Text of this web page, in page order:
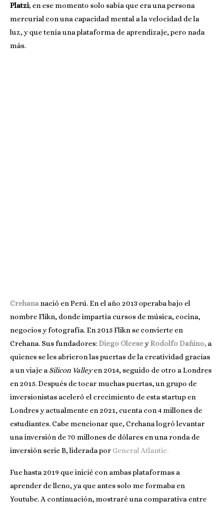
Platzi; en ese momento solo sabía que era una persona
mercurial con una capacidad mental a la velocidad de la
luz, y que tenía una plataforma de aprendizaje, pero nada
más.
Crehana nació en Perú. En el año 2013 operaba bajo el
nombre Flikn, donde impartía cursos de música, cocina,
negocios y fotografía. En 2015 Flikn se convierte en
Crehana. Sus fundadores:Diego OlceseyRodolfo Dañino, a
quienes se les abrieron las puertas de la creatividad gracias
a un viaje a Silicon Valleyen 2014, seguido de otro a Londres
en 2015. Después de tocar muchas puertas, un grupo de
inversionistas aceleró el crecimiento de esta startup en
Londres y actualmente en 2021, cuenta con 4 millones de
estudiantes. Cabe mencionar que, Crehana logró levantar
una inversión de 70 millones de dólares en una ronda de
inversión serie B, liderada por General Atlantic.
Fue hasta 2019 que inicié con ambas plataformas a
aprender de lleno, ya que antes solo me formaba en
Youtube. A continuación, mostraré una comparativa entre